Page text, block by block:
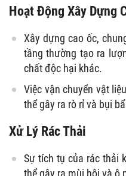
Hoạt Động Xây Dựng
Xây dựng cao ốc,
tầng thường tạo ra
chất độc hại khác.
Việc vận chuyển vật
thể gây ra rò rỉ và bụi
Xử Lý Rác Thải
Sự tích tụ của rác thải
thể gây ra mùi hôi và ô